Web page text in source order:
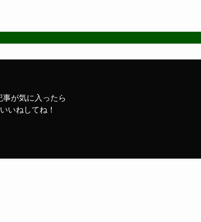
事が気に入ったら
いねしてね！